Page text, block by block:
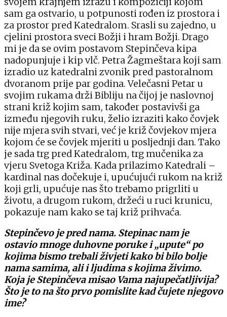
sam ga ostvario, u potpunosti rođen iz prostora i
za prostor pred Katedralom. Srasli su zajedno, u
cjelini prostora sveci Božji i hram Božji. Drago
mi je da se ovim postavom Stepinčeva kipa
nadopunjuje i kip vlč. Petra Žagmeštara koji sam
izradio uz katedralni zvonik pred pastoralnom
dvoranom prije par godina. Velečasni Petar u
svojim rukama drži Bibliju na čijoj je naslovnoj
strani križ kojim sam, također postavivši ga
između njegovih ruku, želio izraziti kako čovjek
nije mjera svih stvari, već je križ čovjekov mjera
kojom će se čovjek mjeriti u posljednji dan. Tako
je sada trg pred Katedralom, trg mučenika za
vjeru Svetoga Križa. Kada prilazimo Katedrali –
kardinal nas dočekuje i, upućujući rukom na križ
koji grli, upućuje nas što trebamo prigrliti u
životu, a drugom rukom, držeći u ruci krunicu,
pokazuje nam kako se taj križ prihvaća.
Stepinčevo je pred nama. Stepinac nam je
ostavio mnoge duhovne poruke i „upute“ po
kojima bismo trebali živjeti kako bi bilo bolje
nama samima, ali i ljudima s kojima živimo.
Koja je Stepinčeva misao Vama najupečatljivija?
Što je to na što prvo pomislite kad čujete njegovo
ime?